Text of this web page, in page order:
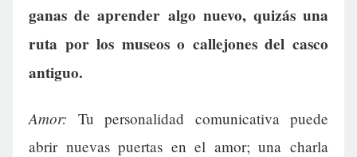
ganas de aprender algo nuevo, quizás una
ruta por los museos o callejones del casco
antiguo.
Amor: Tu personalidad comunicativa puede
abrir nuevas puertas en el amor; una charla